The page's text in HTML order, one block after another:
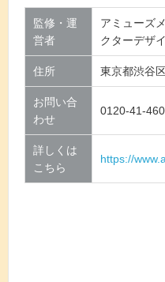
監修・運
営者
アミューズ
クターデザ
住所 東京都渋谷
お問い合
わせ
0120-41-
詳しくは
こちら
https://